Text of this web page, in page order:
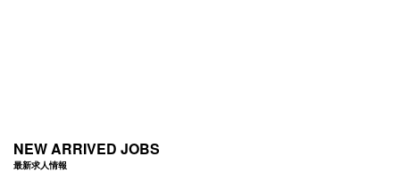
NEW ARRIVED JOBS
最新求人情報